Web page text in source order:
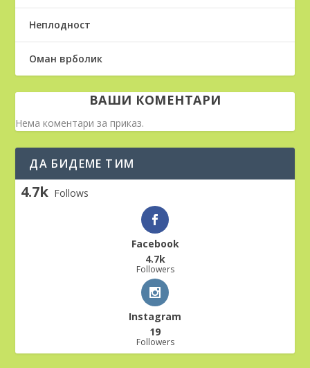
Неплодност
Оман врболик
ВАШИ КОМЕНТАРИ
Нема коментари за приказ.
ДА БИДЕМЕ ТИМ
4.7k Follows
Facebook
4.7k
Followers
Instagram
19
Followers